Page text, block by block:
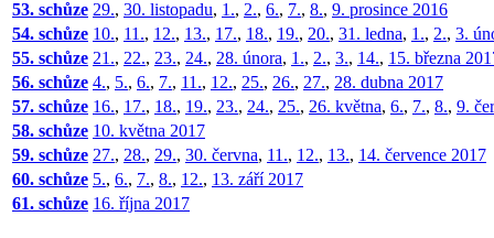
53. schůze 29., 30. listopadu, 1., 2., 6., 7., 8., 9. prosince 2016
54. schůze 10., 11., 12., 13., 17., 18., 19., 20., 31. ledna, 1., 2., 3.
55. schůze 21., 22., 23., 24., 28. února, 1., 2., 3., 14., 15. března
56. schůze 4., 5., 6., 7., 11., 12., 25., 26., 27., 28. dubna 2017
57. schůze 16., 17., 18., 19., 23., 24., 25., 26. května, 6., 7., 8., 9.
58. schůze 10. května 2017
59. schůze 27., 28., 29., 30. června, 11., 12., 13., 14. července 2017
60. schůze 5., 6., 7., 8., 12., 13. září 2017
61. schůze 16. října 2017